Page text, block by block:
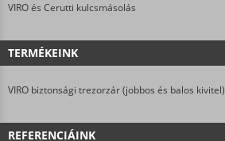
VIRO és Cerutti kulcsmásolás
TERMÉKEINK
VIRO biztonsági trezorzár (jobbos és balos kivitel)
REFERENCIÁINK